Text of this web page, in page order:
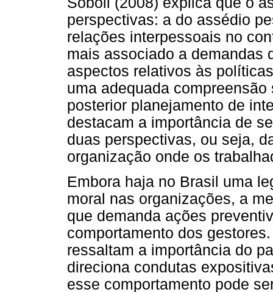
perspectivas: a do assédio
relações interpessoais no
mais associado a demandas
aspectos relativos às
uma adequada
posterior planejamento de
destacam a importância de
duas perspectivas, ou seja,
organização onde os
Embora haja no Brasil uma
moral nas organizações, a
que demanda ações
comportamento dos
ressaltam a importância do
direciona condutas
esse comportamento pode